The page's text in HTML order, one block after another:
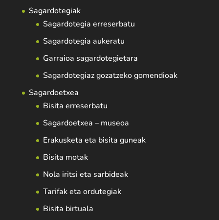
Sagardotegiak
Sagardotegia erreserbatu
Sagardotegia aukeratu
Garraioa sagardotegietara
Sagardotegiaz gozatzeko gomendioak
Sagardoetxea
Bisita erreserbatu
Sagardoetxea – museoa
Erakusketa eta bisita guneak
Bisita motak
Nola iritsi eta sarbideak
Tarifak eta ordutegiak
Bisita birtuala